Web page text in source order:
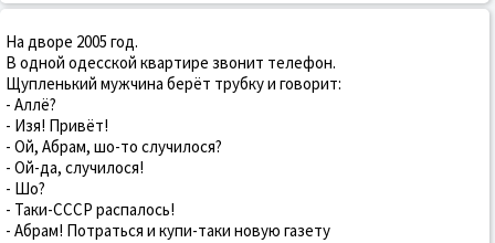
На дворе 2005 год.
В одной одесской квартире звонит телефон.
Щупленький мужчина берёт трубку и говорит:
- Аллё?
- Изя! Привёт!
- Ой, Абрам, шо-то случилося?
- Ой-да, случилося!
- Шо?
- Таки-СССР распалось!
- Абрам! Потраться и купи-таки новую газету